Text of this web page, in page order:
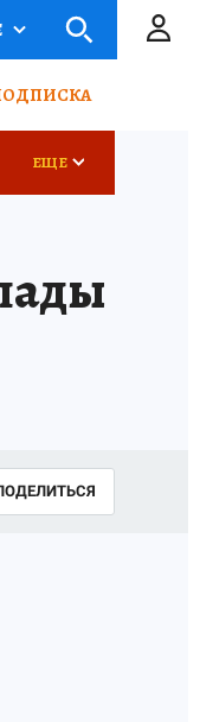
ЕЩЕ